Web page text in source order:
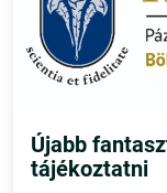
Újabb
tájékoztatni